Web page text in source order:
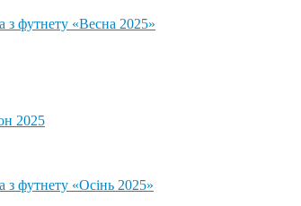
з футнету «Весна 2025»
2025
з футнету «Осінь 2025»